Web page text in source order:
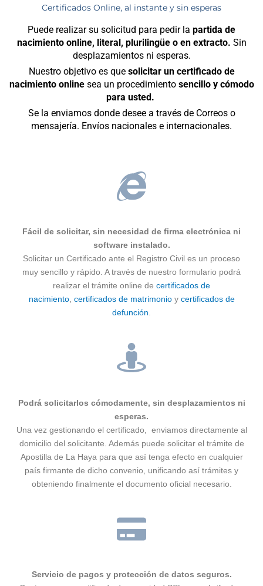
Certificados Online, al instante y sin esperas
Puede realizar su solicitud para pedir la partida de
nacimiento online, literal, plurilingüe o en extracto. Sin
desplazamientos ni esperas.
Nuestro objetivo es quesolicitar un certificado de
nacimiento onlinesea un procedimientosencillo y cómodo
para usted.
Se la enviamos donde desee a través de Correos o
mensajería. Envíos nacionales e internacionales.
Fácil de solicitar, sin necesidad de firma electrónica ni
software instalado.
Solicitar un Certificado ante el Registro Civil es un proceso
muy sencillo y rápido. A través de nuestro formulario podrá
realizar el trámite online de certificados de
nacimiento, certificados de matrimonioy certificados de
defunción.
Podrá solicitarlos cómodamente, sin desplazamientos ni
esperas.
Una vez gestionando el certificado, enviamos directamente al
domicilio del solicitante. Además puede solicitar el trámite de
Apostilla de La Haya para que así tenga efecto en cualquier
país firmante de dicho convenio, unificando así trámites y
obteniendo finalmente el documento oficial necesario.
Servicio de pagos y protección de datos seguros.